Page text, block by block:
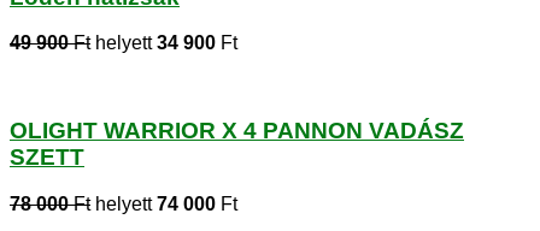
49 900 Fthelyett34 900 Ft
OLIGHT WARRIOR X 4 PANNON VADÁSZ
SZETT
78 000 Fthelyett74 000 Ft